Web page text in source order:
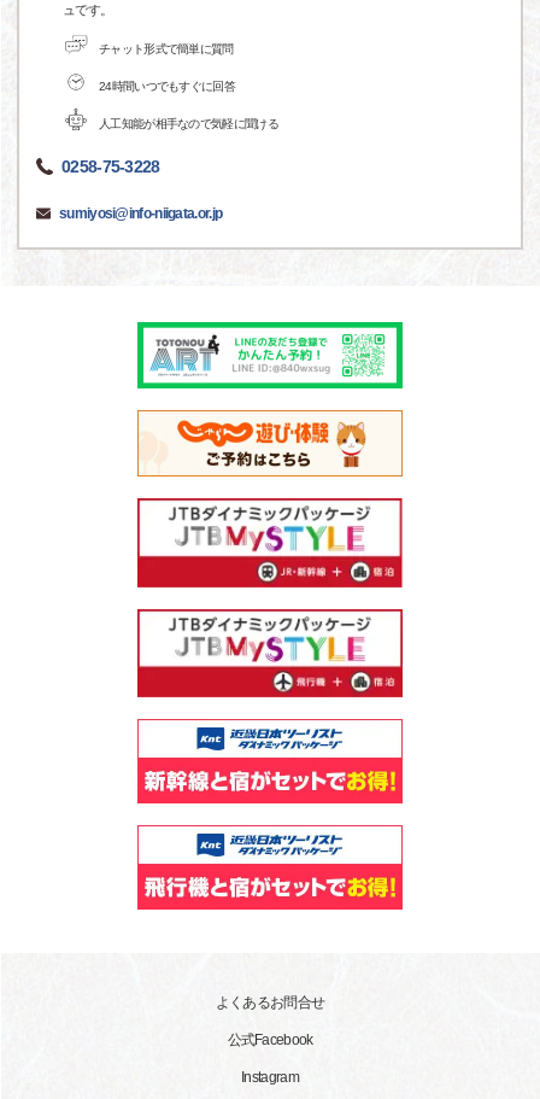
ュです。
チャット形式で簡単に質問
24時間いつでもすぐに回答
人工知能が相手なので気軽に聞ける
0258-75-3228
sumiyosi@info-niigata.or.jp
よくあるお問合せ
公式Facebook
Instagram